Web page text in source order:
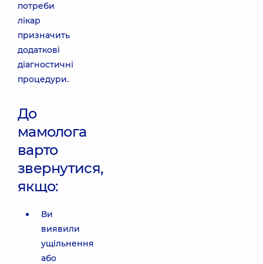
потреби
лікар
призначить
додаткові
діагностичні
процедури.
До
мамолога
варто
звернутися,
якщо:
Ви
виявили
ущільнення
або